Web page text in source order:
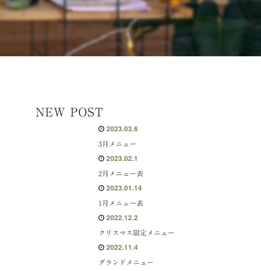
NEW POST
2023.03.6
3月メニュー
2023.02.1
2月メニュー表
2023.01.14
1月メニュー表
2022.12.2
クリスマス限定メニュー
2022.11.4
グランドメニュー